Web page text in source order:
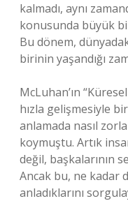
kalmadı, aynı
konusunda büyük
Bu dönem,
birinin yaşandığı
McLuhan’ın
hızla gelişmesiyle
anlamada nasıl
koymuştu. Artık
değil, başkalarının
Ancak bu, ne kadar
anladıklarını